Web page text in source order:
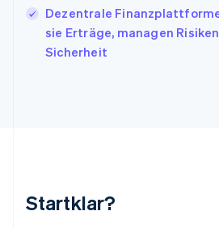
Dezentrale
sie Erträge, managen
Sicherheit
Startklar?
English
Liechtenstein
DeutschEnglish
Mexiko